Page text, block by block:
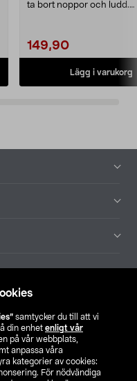
samtycker du till att vi
din enhet enligt vår
på vår webbplats,
anpassa våra
kategorier av cookies:
För nödvändiga
ta bort noppor och ludd.
149,90
Lägg i varukorg
FI